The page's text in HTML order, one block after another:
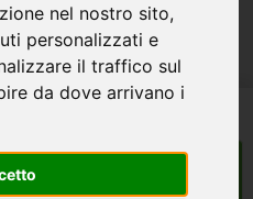
nel nostro sito,
personalizzati e
il traffico sul
da dove arrivano i